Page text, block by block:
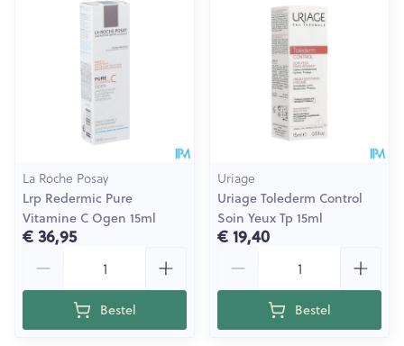
La Roche Posay
Lrp Redermic Pure
Vitamine C Ogen 15ml
€ 36,95
Bestel
Uriage
Uriage Tolederm Control
Soin Yeux Tp 15ml
€ 19,40
Bestel